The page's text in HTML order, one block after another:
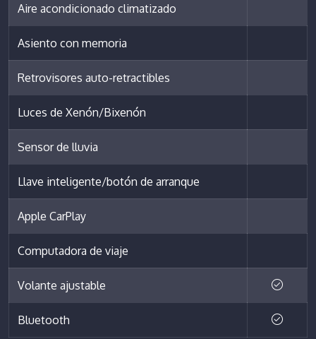
Aire acondicionado climatizado
Asiento con memoria
Retrovisores auto-retractibles
Luces de Xenón/Bixenón
Sensor de lluvia
Llave inteligente/botón de arranque
Apple CarPlay
Computadora de viaje
Volante ajustable
Bluetooth